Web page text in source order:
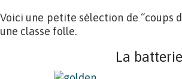
Voici une petite sélection de
une classe folle.
La